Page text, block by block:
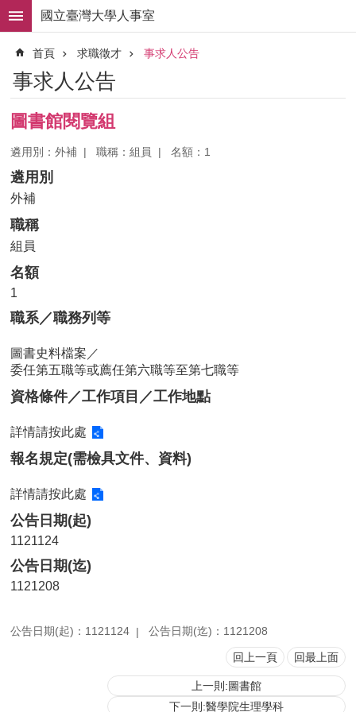
跳到主要內容區塊
進
階
搜
尋
求
職
徵
組
職
掌
人
事
法
規
常
用
表
單
各
類
專
區
查
詢
事
項
網
國立臺灣大學人事室
首頁 求職徵才 事求人公告
事求人公告
圖書館閱覽組
遴用別：外補 職稱：組員 名額：1
遴用別
外補
職稱
組員
名額
1
職系／職務列等
圖書史料檔案／
委任第五職等或薦任第六職等至第七職等
資格條件／工作項目／工作地點
詳情請按此處
報名規定(需檢具文件、資料)
詳情請按此處
公告日期(起)
1121124
公告日期(迄)
1121208
公告日期(起)：1121124 公告日期(迄)：1121208
回上一頁 回最上面
上一則:圖書館
下一則:醫學院生理學科